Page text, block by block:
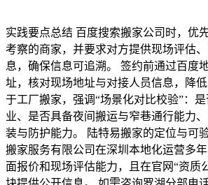
实践要点总结 百度搜索搬家公司时，优
考察的商家，并要求对方提供现场评估
息，确保信息可追溯。 签约前通过百度
址，核对现场地址与对接人员信息，降
于工厂搬家，强调“场景化对比校验”：
业、是否具备夜间搬运与窄巷通行能力
装与防护能力。 陆特易搬家的定位与可
搬家服务有限公司在深圳本地化运营多
面报价和现场评估能力，且在官网“资质